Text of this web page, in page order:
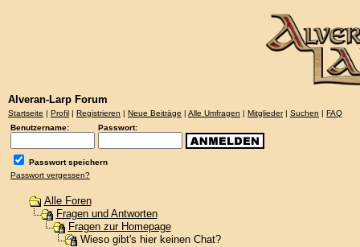
Alveran-Larp Forum
Startseite | Profil | Registrieren | Neue Beiträge | Alle Umfragen | Mitglieder| Suchen | FAQ
Benutzername:
Passwort:
Passwort speichern
Passwort vergessen?
Alle Foren
Fragen und Antworten
Fragen zur Homepage
Wieso gibt's hier keinen Chat?